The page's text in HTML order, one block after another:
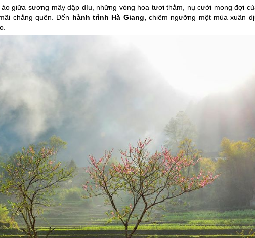
giữa sương mây dập dìu, những vòng hoa tươi thắm, nụ cười mong đợi
chẳng quên. Đến hành trình Hà Giang, chiêm ngưỡng một mùa xuân